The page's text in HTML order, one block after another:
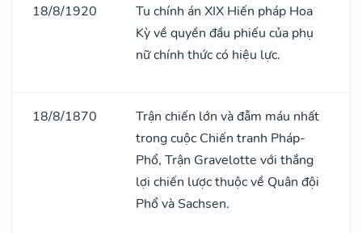
18/8/1920
Tu chính án XIX Hiến pháp Hoa
Kỳ về quyền đầu phiếu của phụ
nữ chính thức có hiệu lực.
18/8/1870
Trận chiến lớn và đẫm máu nhất
trong cuộc Chiến tranh Pháp-
Phổ, Trận Gravelotte với thắng
lợi chiến lược thuộc về Quân đội
Phổ và Sachsen.